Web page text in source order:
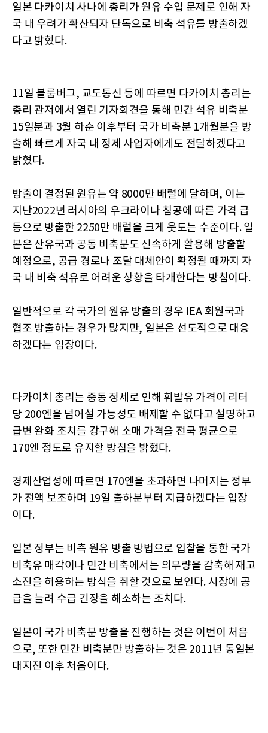
일본 다카이치 사나에 총리가 원유 수입 문제로 인해 자
국 내 우려가 확산되자 단독으로 비축 석유를 방출하겠
다고 밝혔다.
11일 블룸버그, 교도통신 등에 따르면 다카이치 총리는
총리 관저에서 열린 기자회견을 통해 민간 석유 비축분
15일분과 3월 하순 이후부터 국가 비축분 1개월분을 방
출해 빠르게 자국 내 정제 사업자에게도 전달하겠다고
밝혔다.
방출이 결정된 원유는 약 8000만 배럴에 달하며, 이는
지난2022년 러시아의 우크라이나 침공에 따른 가격 급
등으로 방출한 2250만 배럴을 크게 웃도는 수준이다. 일
본은 산유국과 공동 비축분도 신속하게 활용해 방출할
예정으로, 공급 경로나 조달 대체안이 확정될 때까지 자
국 내 비축 석유로 어려운 상황을 타개한다는 방침이다.
일반적으로 각 국가의 원유 방출의 경우 IEA 회원국과
협조 방출하는 경우가 많지만, 일본은 선도적으로 대응
하겠다는 입장이다.
다카이치 총리는 중동 정세로 인해 휘발유 가격이 리터
당 200엔을 넘어설 가능성도 배제할 수 없다고 설명하고
급변 완화 조치를 강구해 소매 가격을 전국 평균으로
170엔 정도로 유지할 방침을 밝혔다.
경제산업성에 따르면 170엔을 초과하면 나머지는 정부
가 전액 보조하며 19일 출하분부터 지급하겠다는 입장
이다.
일본 정부는 비측 원유 방출 방법으로 입찰을 통한 국가
비축유 매각이나 민간 비축에서는 의무량을 감축해 재고
소진을 허용하는 방식을 취할 것으로 보인다. 시장에 공
급을 늘려 수급 긴장을 해소하는 조치다.
일본이 국가 비축분 방출을 진행하는 것은 이번이 처음
으로, 또한 민간 비축분만 방출하는 것은 2011년 동일본
대지진 이후 처음이다.